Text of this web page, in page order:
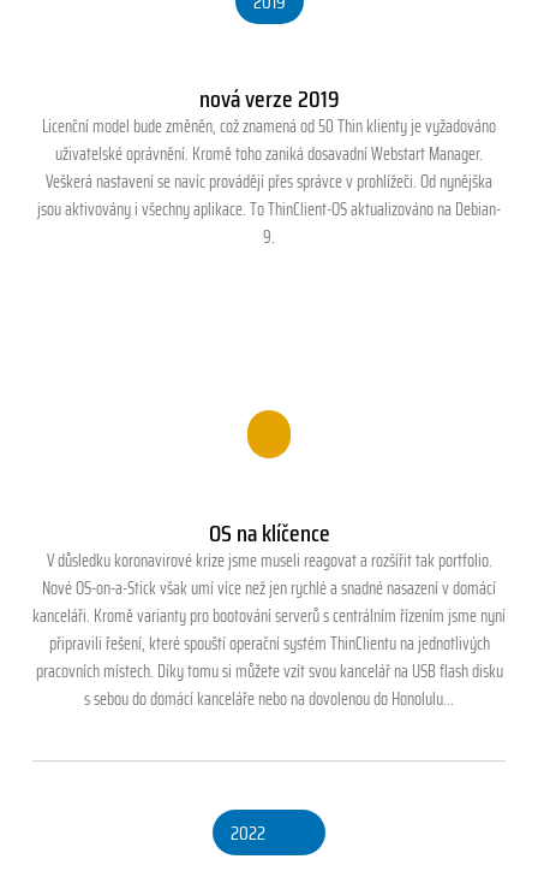
nová verze 2019
Licenční model bude změněn, což znamená od 50Thin klientyje vyžadováno
uživatelské oprávnění. Kromě toho zaniká dosavadní Webstart Manager.
Veškerá nastavení se navíc provádějí přes správce v prohlížeči. Od nynějška
jsou aktivovány i všechny aplikace. ToThinClient-OSaktualizováno na Debian-
9.
OS na klíčence
V důsledku koronavirové krize jsme museli reagovat a rozšířit tak portfolio.
Nové OS-on-a-Stick však umí více než jen rychlé a snadné nasazení v domácí
kanceláři. Kromě varianty pro bootování serverů s centrálním řízením jsme nyní
připravili řešení, které spouští operační systém ThinClientu na jednotlivých
pracovních místech. Díky tomu si můžete vzít svou kancelář na USB flash disku
s sebou do domácí kanceláře nebo na dovolenou do Honolulu...
2022